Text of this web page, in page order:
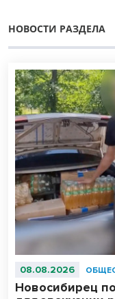
НОВОСТИ РАЗДЕЛА
08.08.2026
Новосибирец